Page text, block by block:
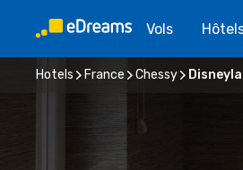
Vols
Hotels France Chessy